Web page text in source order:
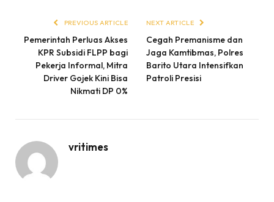
PREVIOUS ARTICLE
Pemerintah Perluas Akses
KPR Subsidi FLPP bagi
Pekerja Informal, Mitra
Driver Gojek Kini Bisa
Nikmati DP 0%
NEXT ARTICLE
Cegah Premanisme dan
Jaga Kamtibmas, Polres
Barito Utara Intensifkan
Patroli Presisi
vritimes